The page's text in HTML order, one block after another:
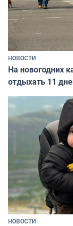
НОВОСТИ
На новогодних
отдыхать 11
НОВОСТИ